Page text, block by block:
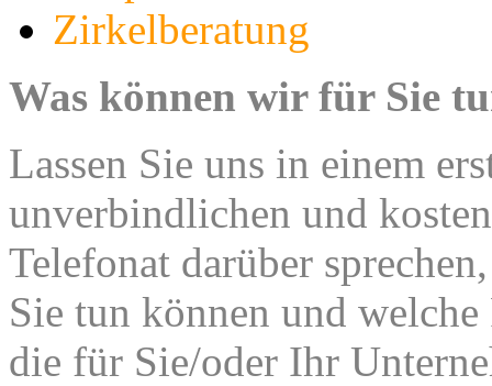
Zirkelberatung
Was können wir für Sie
Lassen Sie uns in einem
unverbindlichen und
Telefonat darüber
Sie tun können und
die für Sie/oder Ihr